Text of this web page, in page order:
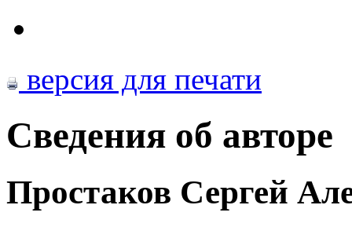
версия для печати
Сведения об авторе
Простаков Сергей